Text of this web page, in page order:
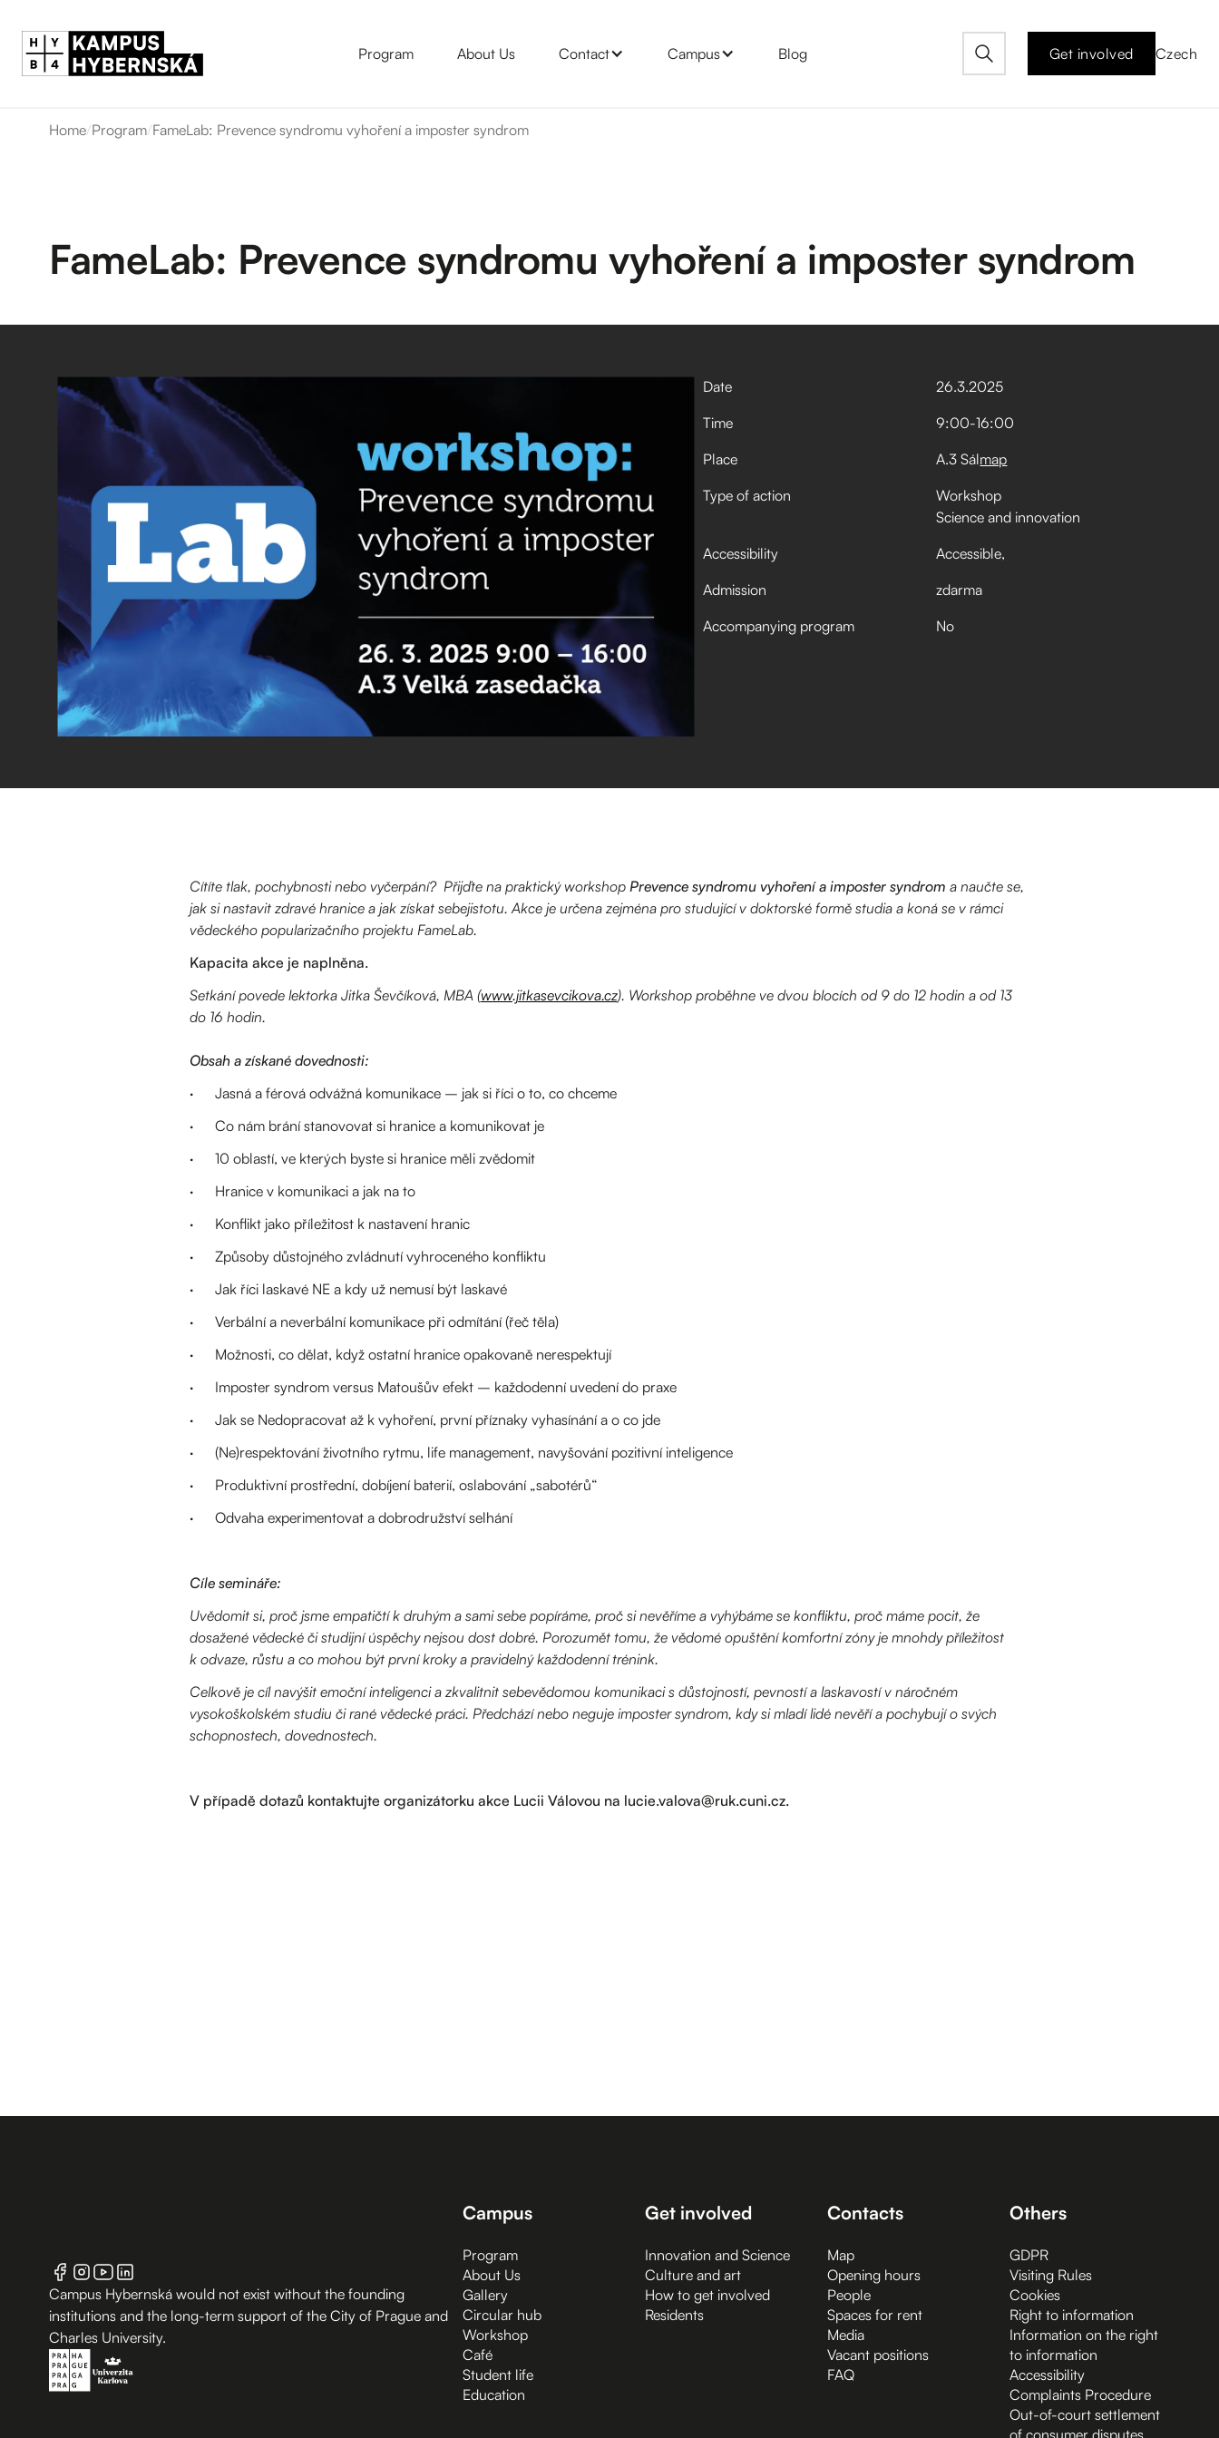
Program About Us Contact Campus Blog Get involved Czech
Home/Program/FameLab: Prevence syndromu vyhoření a imposter syndrom
FameLab: Prevence syndromu vyhoření a imposter syndrom
Date 26.3.2025
Time
9:00-16:00
Place
A.3 Sálmap
Type of action
Workshop
Science and innovation
Accessibility
Accessible
Admission
zdarma
Accompanying program
No
Cítíte tlak, pochybnosti nebo vyčerpání? Přijďte na praktický workshop Prevence syndromu vyhoření a imposter syndrom a naučte se,
jak si nastavit zdravé hranice a jak získat sebejistotu. Akce je určena zejména pro studující v doktorské formě studia a koná se v rámci
vědeckého popularizačního projektu FameLab.
Kapacita akce je naplněna.
Setkání povede lektorka Jitka Ševčíková, MBA (www.jitkasevcikova.cz). Workshop proběhne ve dvou blocích od 9 do 12 hodin a od 13
do 16 hodin.
Obsah a získané dovednosti:
· Jasná a férová odvážná komunikace – jak si říci o to, co chceme
· Co nám brání stanovovat si hranice a komunikovat je
· 10 oblastí, ve kterých byste si hranice měli zvědomit
· Hranice v komunikaci a jak na to
· Konflikt jako příležitost k nastavení hranic
· Způsoby důstojného zvládnutí vyhroceného konfliktu
· Jak říci laskavé NE a kdy už nemusí být laskavé
· Verbální a neverbální komunikace při odmítání (řeč těla)
· Možnosti, co dělat, když ostatní hranice opakovaně nerespektují
· Imposter syndrom versus Matoušův efekt – každodenní uvedení do praxe
· Jak se Nedopracovat až k vyhoření, první příznaky vyhasínání a o co jde
· (Ne)respektování životního rytmu, life management, navyšování pozitivní inteligence
· Produktivní prostřední, dobíjení baterií, oslabování „sabotérů“
· Odvaha experimentovat a dobrodružství selhání
Cíle semináře:
Uvědomit si, proč jsme empatičtí k druhým a sami sebe popíráme, proč si nevěříme a vyhýbáme se konfliktu, proč máme pocit, že
dosažené vědecké či studijní úspěchy nejsou dost dobré. Porozumět tomu, že vědomé opuštění komfortní zóny je mnohdy příležitost
k odvaze, růstu a co mohou být první kroky a pravidelný každodenní trénink.
Celkově je cíl navýšit emoční inteligenci a zkvalitnit sebevědomou komunikaci s důstojností, pevností a laskavostí v náročném
vysokoškolském studiu či rané vědecké práci. Předchází nebo neguje imposter syndrom, kdy si mladí lidé nevěří a pochybují o svých
schopnostech, dovednostech.
V případě dotazů kontaktujte organizátorku akce Lucii Válovou na lucie.valova@ruk.cuni.cz.
Campus Hybernská would not exist without the founding
institutions and the long-term support of the City of Prague and
Charles University.
Campus
Program
About Us
Gallery
Circular hub
Workshop
Café
Student life
Education
Get involved
Innovation and Science
Culture and art
How to get involved
Residents
Contacts
Map
Opening hours
People
Spaces for rent
Media
Vacant positions
FAQ
Others
GDPR
Visiting Rules
Cookies
Right to information
Information on the right
to information
Accessibility
Complaints Procedure
Out-of-court settlement